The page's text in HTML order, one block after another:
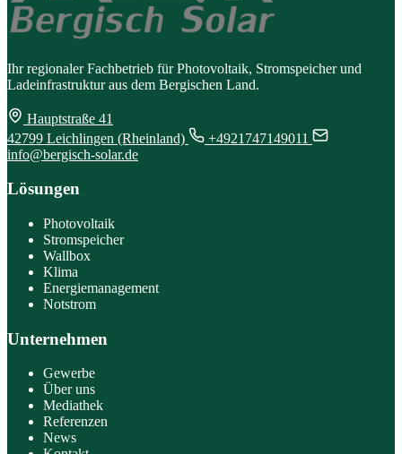
Ihr regionaler Fachbetrieb für Photovoltaik, Stromspeicher und
Ladeinfrastruktur aus dem Bergischen Land.
Hauptstraße 41
42799 Leichlingen (Rheinland)
+4921747149011
info@bergisch-solar.de
Lösungen
Photovoltaik
Stromspeicher
Wallbox
Klima
Energiemanagement
Notstrom
Unternehmen
Gewerbe
Über uns
Mediathek
Referenzen
News